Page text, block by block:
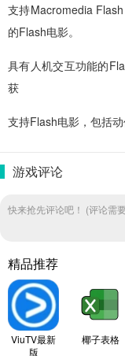
支持Macromedia
的Flash电影。
具有人机交互功能的
获
支持Flash电影，包括
游戏评论
快来抢先评论吧！ (评论需
精品推荐
ViuTV最新
版
椰子表格